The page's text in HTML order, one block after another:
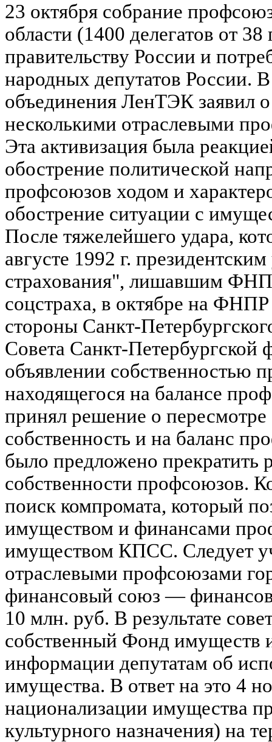
23 октября собрание
области (1400 делегатов от
правительству России и
народных депутатов России.
объединения ЛенТЭК заявил
несколькими отраслевыми
Эта активизация была
обострение политической
профсоюзов ходом и
обострение ситуации с
После тяжелейшего удара,
августе 1992 г.
страхования", лишавшим
соцстраха, в октябре на
стороны Санкт-
Совета Санкт-
объявлении собственностью
находящегося на балансе
принял решение о
собственность и на баланс
было предложено прекратить
собственности профсоюзов.
поиск компромата, который
имуществом и финансами
имуществом КПСС. Следует
отраслевыми профсоюзами
финансовый союз —
10 млн. руб. В результате
собственный Фонд имуществ
информации депутатам об
имущества. В ответ на это 4
национализации имущества
культурного назначения) на